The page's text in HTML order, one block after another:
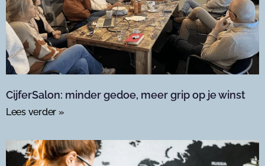
CijferSalon: minder gedoe, meer grip op je winst
Lees verder »